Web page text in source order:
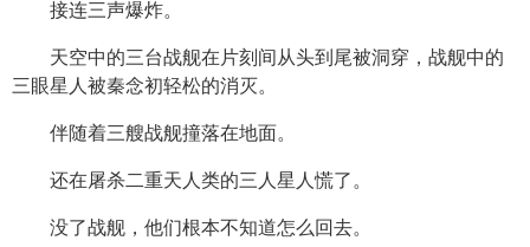
接连三声爆炸。
天空中的三台战舰在片刻间从头到尾被洞穿，战舰中的
三眼星人被秦念初轻松的消灭。
伴随着三艘战舰撞落在地面。
还在屠杀二重天人类的三人星人慌了。
没了战舰，他们根本不知道怎么回去。